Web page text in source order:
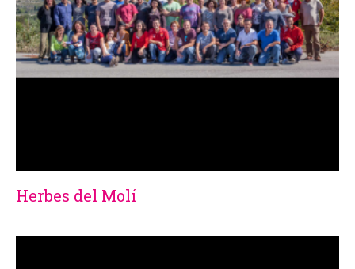
Herbes del Molí